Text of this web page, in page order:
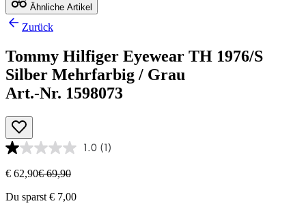
Ähnliche Artikel
Zurück
Tommy Hilfiger Eyewear TH 1976/S
Silber Mehrfarbig / Grau
Art.-Nr. 1598073
1.0 (1)
€ 62,90€ 69,90
Du sparst € 7,00